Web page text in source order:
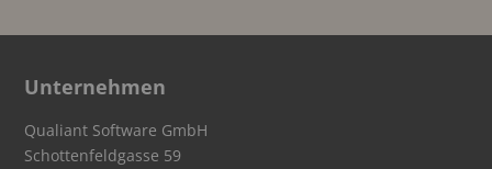
Unternehmen
Qualiant Software GmbH
Schottenfeldgasse 59